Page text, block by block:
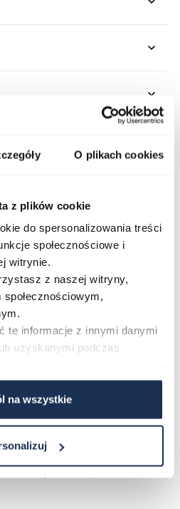
O plikach cookies
z plików cookie
do spersonalizowania treści
społecznościowe i
witrynie.
z naszej witryny,
te informacje z innymi danymi
uzyskanymi podczas
na wszystkie
kupowane
karuzeli jest możliwe za pomocą
karuzeli
Casio Sport AQ-230GA-
03311457